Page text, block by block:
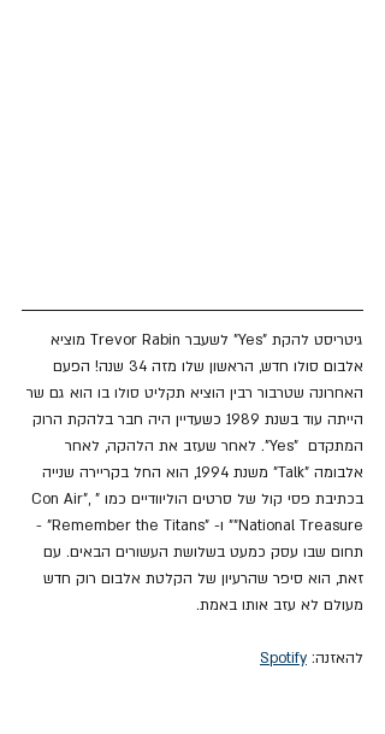
גיטריסט להקת "Yes" לשעבר Trevor Rabin מוציא
אלבום סולו חדש, הראשון שלו מזה 34 שנה! הפעם
האחרונה שטרבור רבין הוציא תקליט סולו בו הוא גם שר
הייתה עוד בשנת 1989 כשעדיין היה חבר בלהקת הרוק
המתקדם  "Yes". לאחר שעזב את הלהקה, לאחר
אלבומה "Talk" משנת 1994, הוא החל בקריירה שנייה
בכתיבת פסי קול של סרטים הוליוודיים כמו "Con Air",
"National Treasure" ו- "Remember the Titans" -
תחום שבו עסק כמעט בשלושת העשורים הבאים. עם
זאת, הוא סיפר שהרעיון של הקלטת אלבום רוק חדש
מעולם לא עזב אותו באמת.
להאזנה: Spotify